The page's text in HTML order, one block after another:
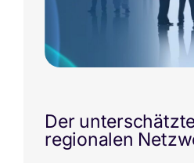
Der
regionalen